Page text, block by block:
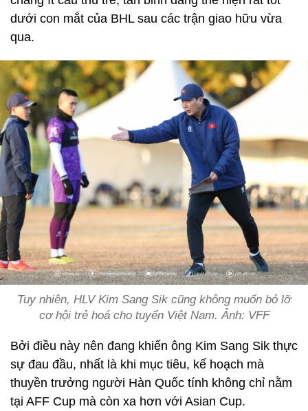
dưới con mắt của BHL sau các trận giao hữu vừa
qua.
Tuy nhiên, HLV Kim Sang Sik cũng không muốn bỏ lỡ
cơ hội trẻ hoá cho tuyển Việt Nam. Ảnh: VFF
Bởi điều này nên đang khiến ông Kim Sang Sik thực
sự đau đầu, nhất là khi mục tiêu, kế hoạch mà
thuyền trưởng người Hàn Quốc tính không chỉ nằm
tại AFF Cup mà còn xa hơn với Asian Cup.